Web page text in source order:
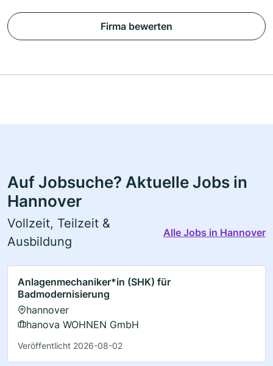
Firma bewerten
Auf Jobsuche? Aktuelle Jobs in
Hannover
Vollzeit, Teilzeit &
Ausbildung
Alle Jobs in Hannover
Anlagenmechaniker*in (SHK) für
Badmodernisierung
hannover
hanova WOHNEN GmbH
Veröffentlicht 2026-08-02